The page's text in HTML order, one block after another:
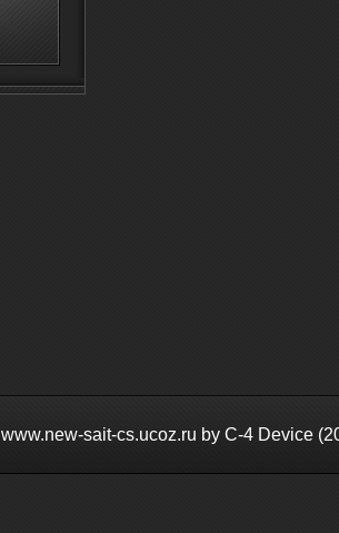
www.new-sait-cs.ucoz.ru by С-4 Device